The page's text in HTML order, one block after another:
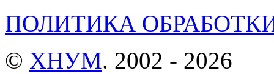
ПОЛИТИКА
© ХНУМ. 2002 - 2026